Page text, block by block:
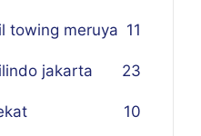
towing meruya 11
jakarta 23
10